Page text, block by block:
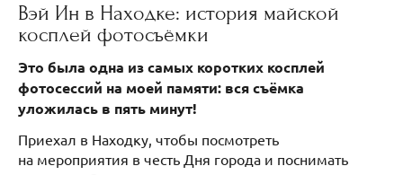
Вэй Ин в Находке: история майской
косплей фотосъёмки
Это была одна из самых коротких косплей
фотосессий на моей памяти: вся съёмка
уложилась в пять минут!
Приехал в Находку, чтобы посмотреть
на мероприятия в честь Дня города и поснимать